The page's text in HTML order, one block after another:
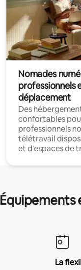
Nomades
professionnels
déplacement
Des
confortables
professionnels
télétravail
et d'espaces de
Équipements
La